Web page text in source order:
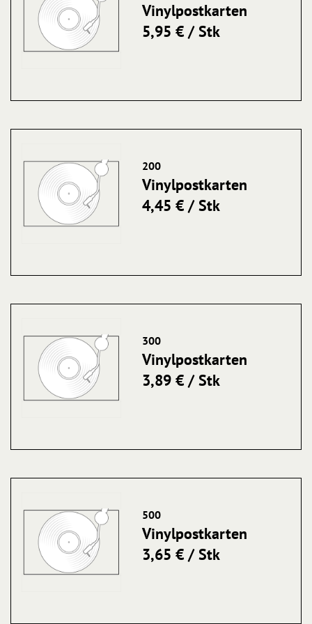
Vinylpostkarten
5,95 € / Stk
200
Vinylpostkarten
4,45 € / Stk
300
Vinylpostkarten
3,89 € / Stk
500
Vinylpostkarten
3,65 € / Stk